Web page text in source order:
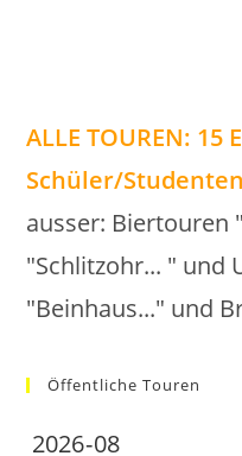
ALLE TOUREN: 15
Schüler/
ausser: Biertouren
"Schlitzohr... " und
"Beinhaus..." und
Öffentliche Touren